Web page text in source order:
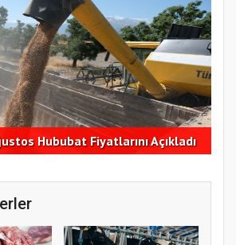
Hububat Fiyatlarını Açıkladı